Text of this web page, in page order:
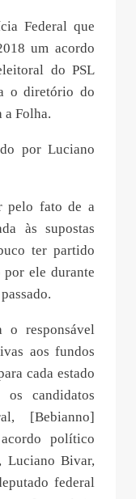
Federal que
um acordo
do PSL
o diretório do
a Folha.
por Luciano
pelo fato de a
às supostas
ter partido
ele durante
o responsável
aos fundos
cada estado
candidatos
[Bebianno]
político
Luciano Bivar,
federal